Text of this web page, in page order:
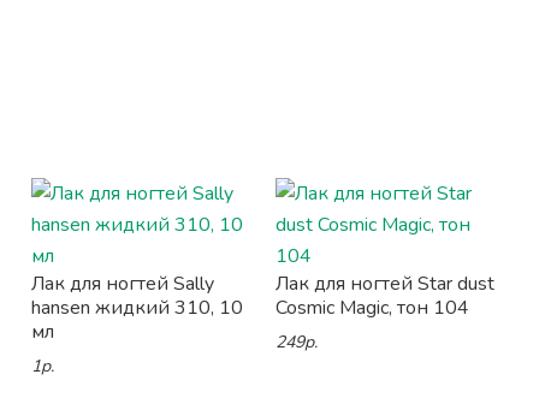
Лак для ногтей Sally
hansen жидкий 310, 10
мл
1р.
Лак для ногтей Star dust
Cosmic Magic, тон 104
249р.